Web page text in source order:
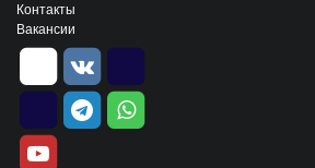
Контакты
Вакансии